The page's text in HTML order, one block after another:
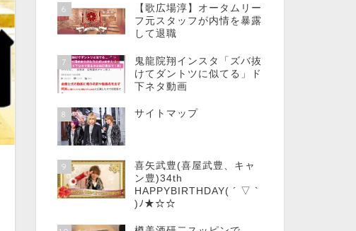
6
【歌広場淳】オータムリー
フ元スタッフが内情を暴露
して退職
7
鬼龍院翔インスタ「ズバ抜
けてダントツに似てる」ド
下ネタ動画
8 サイトマップ
9
喜矢武豊(喜屋武豊、キャ
ン豊)34th
HAPPYBIRTHDAY( ´ ▽ `
)ﾉ★☆☆